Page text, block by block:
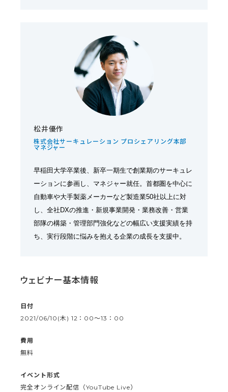
松井優作
株式会社サーキュレーション プロシェアリング本部
マネジャー
早稲田大学卒業後、新卒一期生で創業期のサーキュレ
ーションに参画し、マネジャー就任。首都圏を中心に
自動車や大手製薬メーカーなど製造業50社以上に対
し、全社DXの推進・新規事業開発・業務改善・営業
部隊の構築・管理部門強化などの幅広い支援実績を持
ち、実行段階に悩みを抱える企業の成長を支援中。
ウェビナー基本情報
日付
2021/06/10(木) 12：00～13：00
費用
無料
イベント形式
完全オンライン配信（YouTube Live）